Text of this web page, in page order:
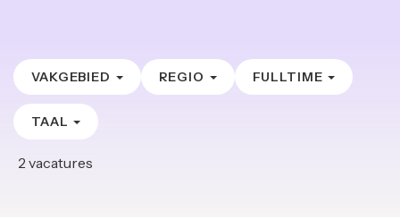
VAKGEBIED REGIO FULLTIME
TAAL
2 vacatures